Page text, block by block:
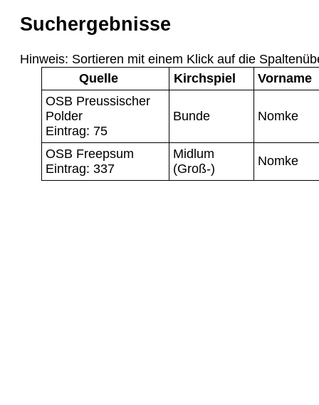
Suchergebnisse
Hinweis: Sortieren mit einem Klick auf die
Quelle
Kirchspiel
Vorname
OSB Preussischer
Polder
Eintrag: 75
Bunde Nomke
OSB Freepsum
Eintrag: 337
Midlum
(Groß-)
Nomke